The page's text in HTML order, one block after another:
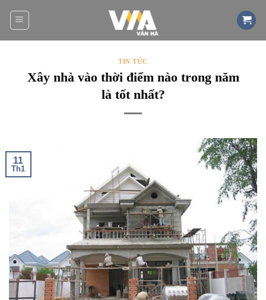
TIN TỨC
Xây nhà vào thời điểm nào trong năm
là tốt nhất?
11
Th1